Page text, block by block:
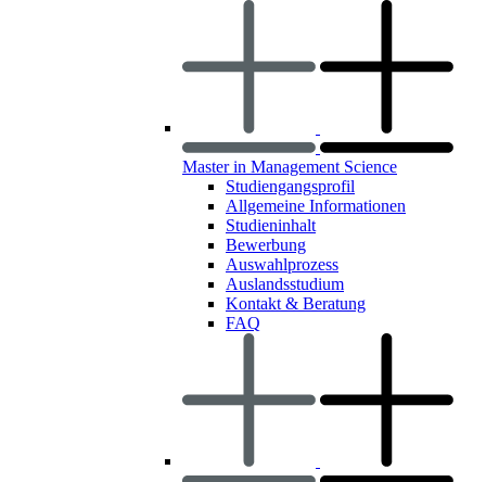
Master in Management Science
Studiengangsprofil
Allgemeine Informationen
Studieninhalt
Bewerbung
Auswahlprozess
Auslandsstudium
Kontakt & Beratung
FAQ